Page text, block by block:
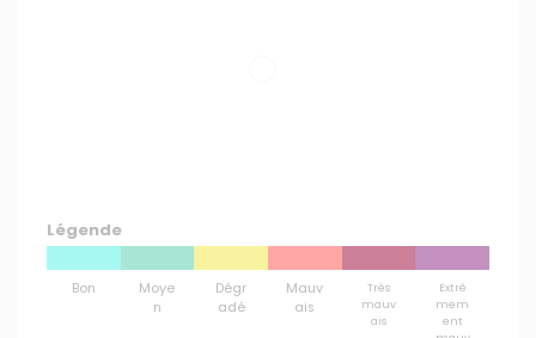
Légende
Bon
Moye
n
Dégr
adé
Mauv
ais
Très
mauv
ais
Extrê
mem
ent